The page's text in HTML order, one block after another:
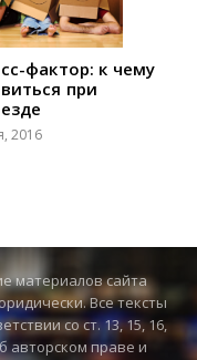
фактор: к чему
при
2016
материалов сайта
Все тексты
со ст. 13, 15, 16,
авторском праве и